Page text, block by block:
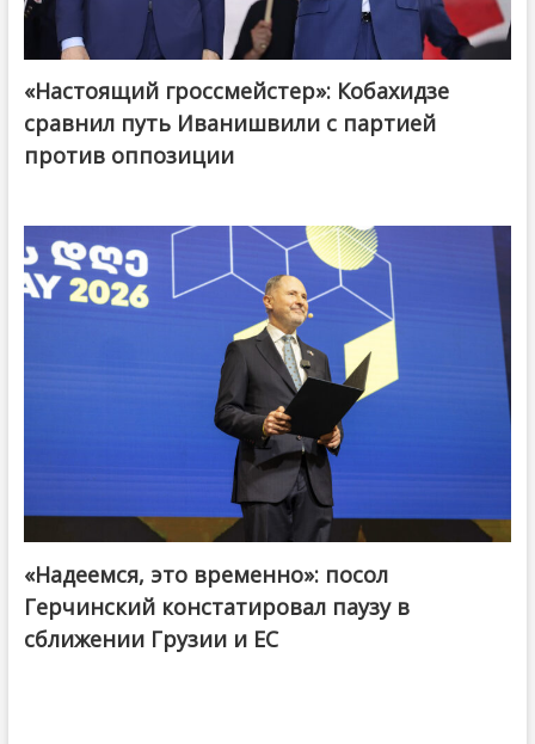
@ქართული ოცნება / Georgian Dream
«Настоящий гроссмейстер»: Кобахидзе
сравнил путь Иванишвили с партией
против оппозиции
«Надеемся, это временно»: посол
Герчинский констатировал паузу в
сближении Грузии и ЕС